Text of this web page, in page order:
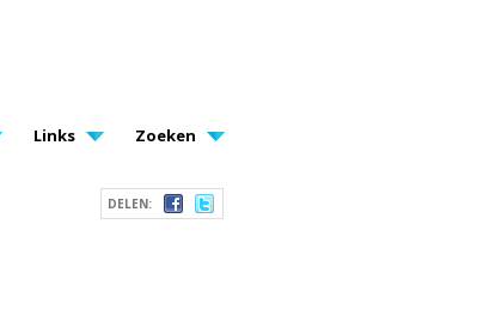
Links Zoeken
DELEN: